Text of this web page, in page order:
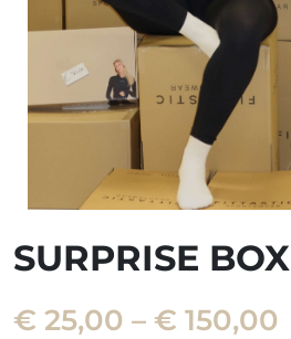
SURPRISE BOX
€ 25,00 – € 150,00